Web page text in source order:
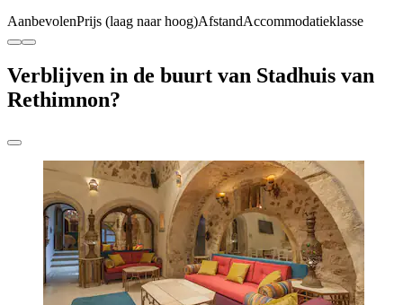
AanbevolenPrijs (laag naar hoog)AfstandAccommodatieklasse
Verblijven in de buurt van Stadhuis van
Rethimnon?